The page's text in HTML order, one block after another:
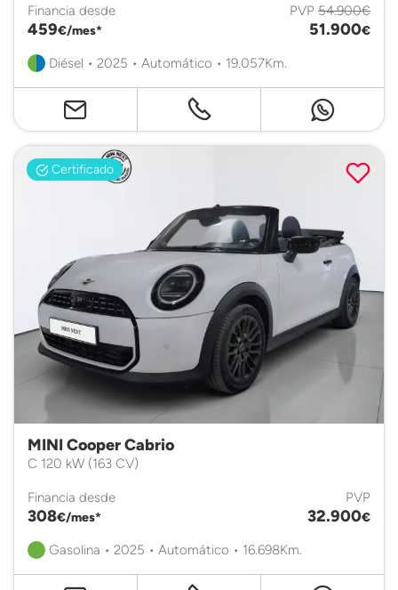
Financia desde
459€/mes*
PVP 54.900€
51.900€
Diésel • 2025 • Automático • 19.057Km.
Certificado
MINI Cooper Cabrio
C 120 kW (163 CV)
Financia desde
308€/mes*
PVP
32.900€
Gasolina • 2025 • Automático • 16.698Km.